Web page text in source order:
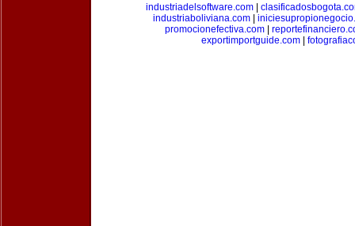
industriadelsoftware.com|
industriaboliviana.com|
promocionefectiva.com
exportimportguide.com